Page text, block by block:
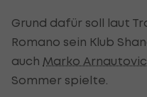
Grund dafür soll laut
Romano sein Klub
auch Marko Arnautovic
Sommer spielte.